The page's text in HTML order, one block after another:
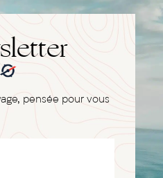
pensée pour vous